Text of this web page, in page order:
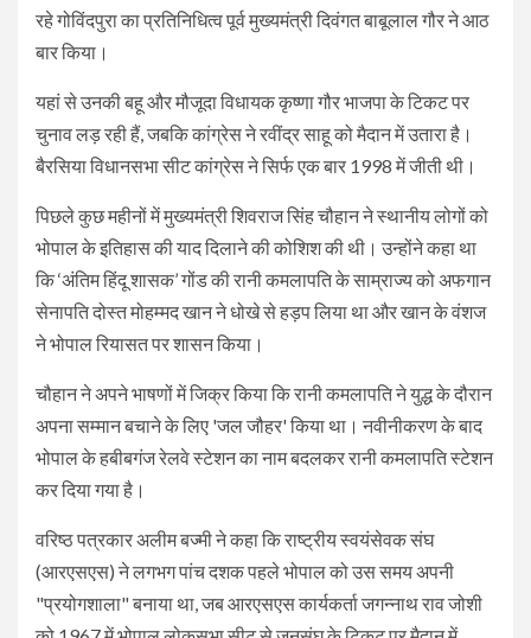
रहे गोविंदपुरा का प्रतिनिधित्व पूर्व मुख्यमंत्री दिवंगत बाबूलाल गौर ने आठ
बार किया।
यहां से उनकी बहू और मौजूदा विधायक कृष्णा गौर भाजपा के टिकट पर
चुनाव लड़ रही हैं, जबकि कांग्रेस ने रवींद्र साहू को मैदान में उतारा है।
बैरसिया विधानसभा सीट कांग्रेस ने सिर्फ एक बार 1998 में जीती थी।
पिछले कुछ महीनों में मुख्यमंत्री शिवराज सिंह चौहान ने स्थानीय लोगों को
भोपाल के इतिहास की याद दिलाने की कोशिश की थी। उन्होंने कहा था
कि ‘अंतिम हिंदू शासक’ गोंड की रानी कमलापति के साम्राज्य को अफगान
सेनापति दोस्त मोहम्मद खान ने धोखे से हड़प लिया था और खान के वंशज
ने भोपाल रियासत पर शासन किया।
चौहान ने अपने भाषणों में जिक्र किया कि रानी कमलापति ने युद्ध के दौरान
अपना सम्मान बचाने के लिए 'जल जौहर' किया था। नवीनीकरण के बाद
भोपाल के हबीबगंज रेलवे स्टेशन का नाम बदलकर रानी कमलापति स्टेशन
कर दिया गया है।
वरिष्ठ पत्रकार अलीम बज्मी ने कहा कि राष्ट्रीय स्वयंसेवक संघ
(आरएसएस) ने लगभग पांच दशक पहले भोपाल को उस समय अपनी
"प्रयोगशाला" बनाया था, जब आरएसएस कार्यकर्ता जगन्नाथ राव जोशी